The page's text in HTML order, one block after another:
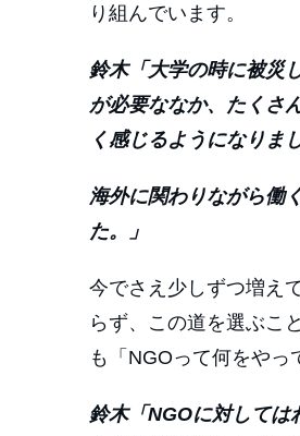
り組んでいます。
鈴木「大学の時に被災
が必要ななか、たくさ
く感じるようになりま
海外に関わりながら働
た。」
今でさえ少しずつ増え
らず、この道を選ぶこ
も「NGOって何をやっ
鈴木「NGOに対しては